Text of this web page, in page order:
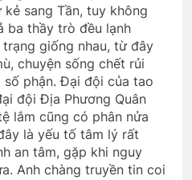
sang Tần, tuy không
ba thầy trò đều lạnh
giống nhau, từ đây
chuyện sống chết rủi
phận. Đại đội của tao
đội Địa Phương Quân
lắm cũng có phân nửa
là yếu tố tâm lý rất
an tâm, gặp khi nguy
Anh chàng truyền tin coi